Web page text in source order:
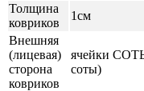
Толщина
ковриков
1см
Внешняя
(лицевая)
сторона
ковриков
ячейки
соты)